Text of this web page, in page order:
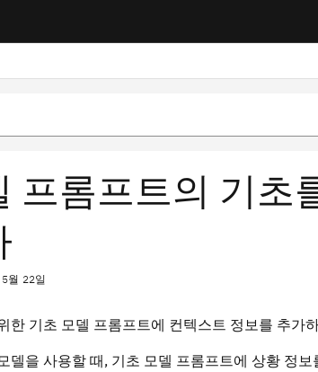
프롬프트의 기초
월 22일
한 기초 모델 프롬프트에 컨텍스트 정보를 추가
델을 사용할 때, 기초 모델 프롬프트에 상황 정